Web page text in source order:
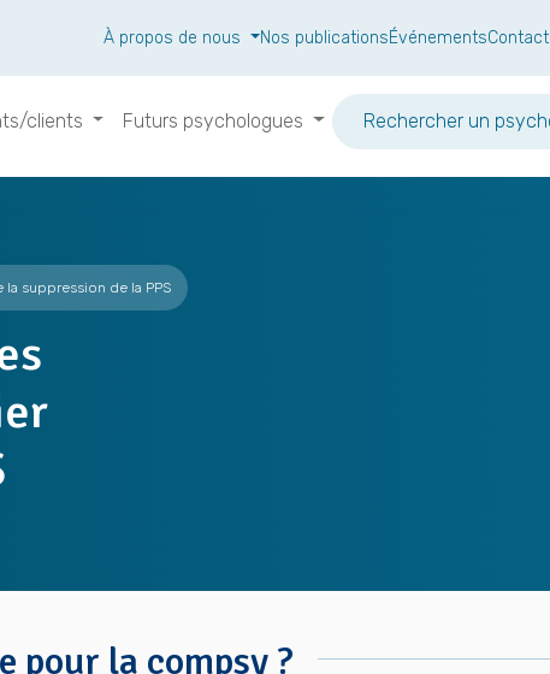
À propos de nous Nos publicationsÉvénementsContact
clients Futurs psychologues Rechercher un
suppression de la PPS
pour la compsy ?